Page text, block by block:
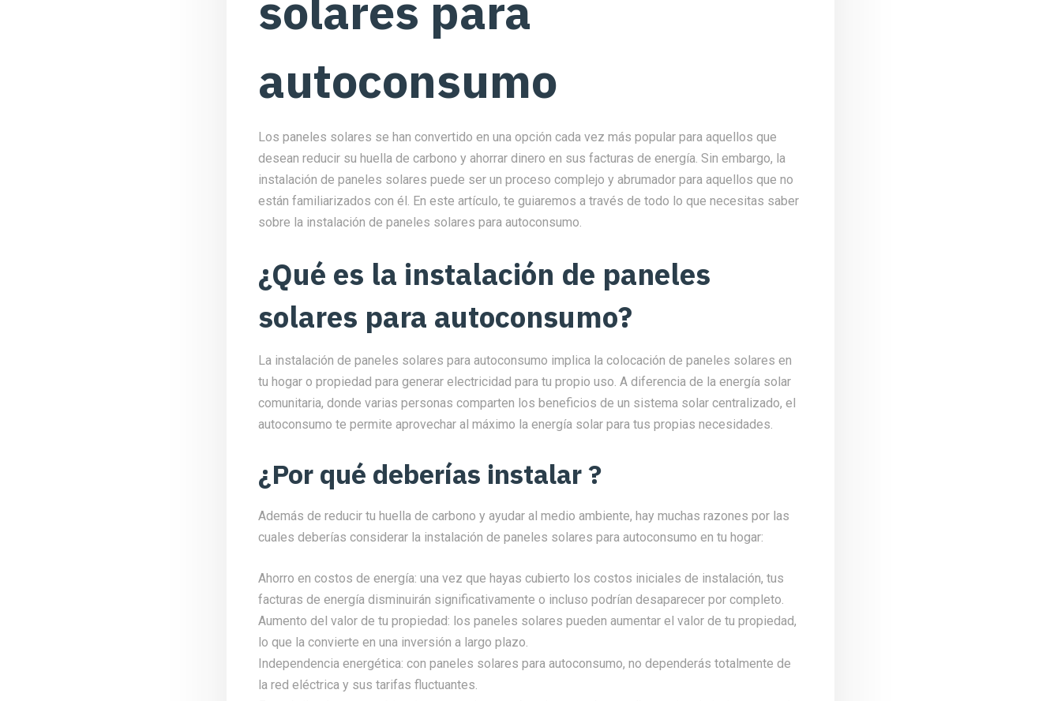
autoconsumo
Los paneles solares se han convertido en una opción cada vez más popular para aquellos que
desean reducir su huella de carbono y ahorrar dinero en sus facturas de energía. Sin embargo, la
instalación de paneles solares puede ser un proceso complejo y abrumador para aquellos que no
están familiarizados con él. En este artículo, te guiaremos a través de todo lo que necesitas saber
sobre la instalación de paneles solares para autoconsumo.
¿Qué es la instalación de paneles
solares para autoconsumo?
La instalación de paneles solares para autoconsumo implica la colocación de paneles solares en
tu hogar o propiedad para generar electricidad para tu propio uso. A diferencia de la energía solar
comunitaria, donde varias personas comparten los beneficios de un sistema solar centralizado, el
autoconsumo te permite aprovechar al máximo la energía solar para tus propias necesidades.
¿Por qué deberías instalar ?
Además de reducir tu huella de carbono y ayudar al medio ambiente, hay muchas razones por las
cuales deberías considerar la instalación de paneles solares para autoconsumo en tu hogar:
Ahorro en costos de energía: una vez que hayas cubierto los costos iniciales de instalación, tus
facturas de energía disminuirán significativamente o incluso podrían desaparecer por completo.
Aumento del valor de tu propiedad: los paneles solares pueden aumentar el valor de tu propiedad,
lo que la convierte en una inversión a largo plazo.
Independencia energética: con paneles solares para autoconsumo, no dependerás totalmente de
la red eléctrica y sus tarifas fluctuantes.